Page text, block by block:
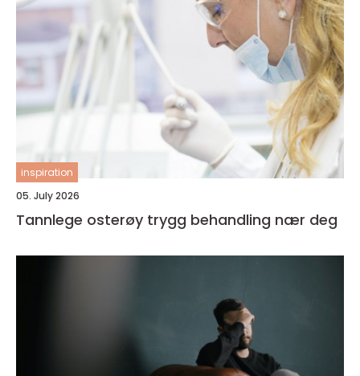
inspiration
05. July 2026
Tannlege osterøy trygg behandling nær deg